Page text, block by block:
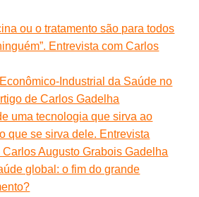
ou o tratamento são para todos
Entrevista com Carlos
Industrial da Saúde no
de Carlos Gadelha
uma tecnologia que sirva ao
que se sirva dele. Entrevista
Augusto Grabois Gadelha
global: o fim do grande